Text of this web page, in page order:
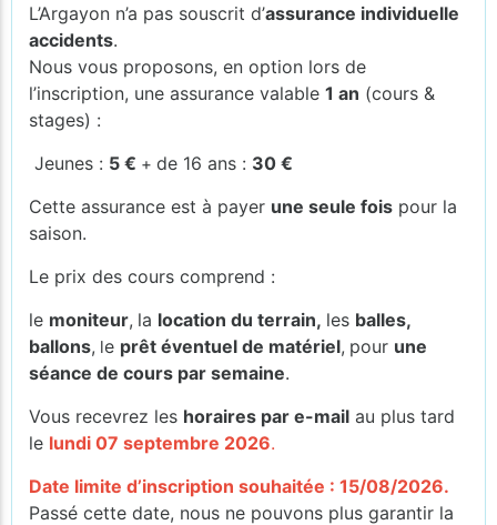
L’Argayon n’a pas souscrit d’assurance individuelle
accidents.
Nous vous proposons, en option lors de
l’inscription, une assurance valable 1 an (cours &
stages) :
Jeunes : 5 € + de 16 ans : 30 €
Cette assurance est à payer une seule fois pour la
saison.
Le prix des cours comprend :
le moniteur, la location du terrain, les balles,
ballons, le prêt éventuel de matériel, pour une
séance de cours par semaine.
Vous recevrez les horaires par e-mail au plus tard
le lundi 07 septembre 2026.
Date limite d’inscription souhaitée : 15/08/2026.
Passé cette date, nous ne pouvons plus garantir la